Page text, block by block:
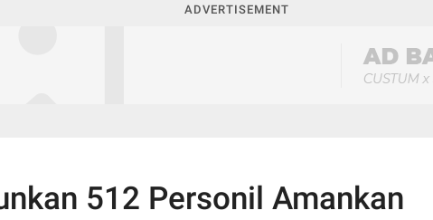
ADVERTISEMENT
512 Personil Amankan